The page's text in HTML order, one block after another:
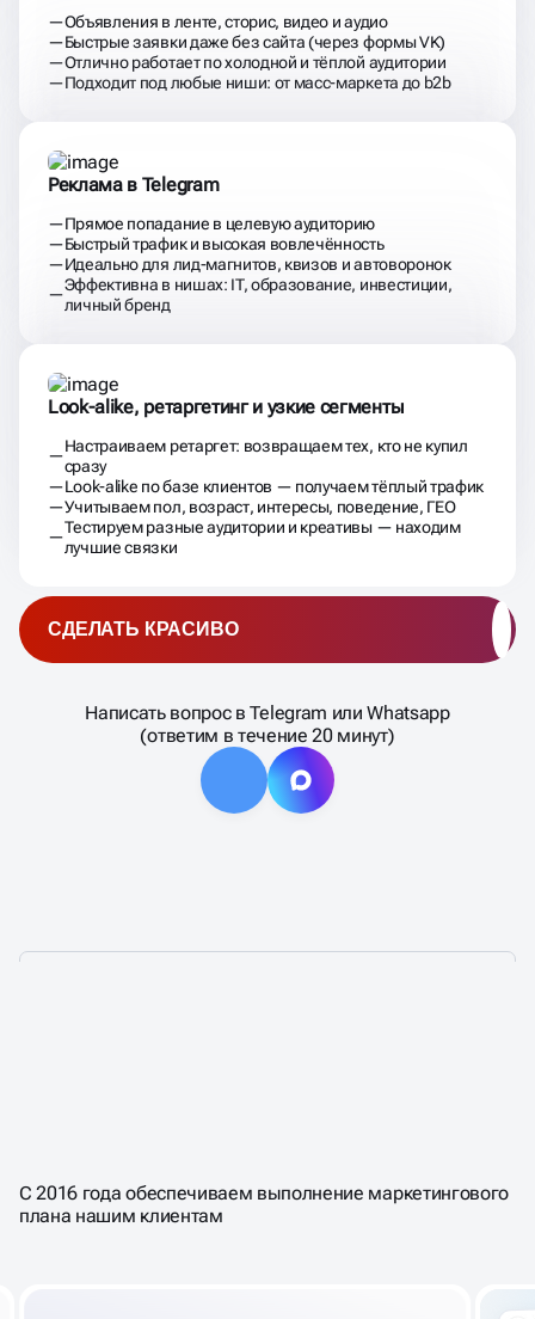
Объявления в ленте, сторис, видео и аудио
Быстрые заявки даже без сайта (через формы VK)
Отлично работает по холодной и тёплой аудитории
Подходит под любые ниши: от масс-маркета до b2b
Реклама в Telegram
Прямое попадание в целевую аудиторию
Быстрый трафик и высокая вовлечённость
Идеально для лид-магнитов, квизов и автоворонок
Эффективна в нишах: IT, образование, инвестиции,
личный бренд
Look-alike, ретаргетинг и узкие сегменты
Настраиваем ретаргет: возвращаем тех, кто не купил
сразу
Look-alike по базе клиентов — получаем тёплый трафик
Учитываем пол, возраст, интересы, поведение, ГЕО
Тестируем разные аудитории и креативы — находим
лучшие связки
Написать вопрос в Telegram или Whatsapp
(ответим в течение 20 минут)
СДЕЛАТЬ КРАСИВО
6 ЭТАПОВНАСТРОЙКИ
ТАРГЕТИРОВАННОЙ
С 2016 года обеспечиваем выполнение маркетингового
плана нашим клиентам